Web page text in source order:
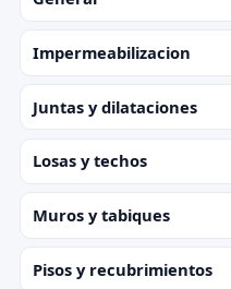
Impermeabilizacion
Juntas y dilataciones
Losas y techos
Muros y tabiques
Pisos y recubrimientos